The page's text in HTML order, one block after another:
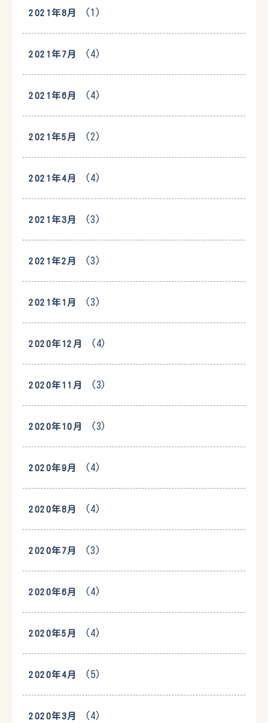
2021年8月 (1)
2021年7月 (4)
2021年6月 (4)
2021年5月 (2)
2021年4月 (4)
2021年3月 (3)
2021年2月 (3)
2021年1月 (3)
2020年12月 (4)
2020年11月 (3)
2020年10月 (3)
2020年9月 (4)
2020年8月 (4)
2020年7月 (3)
2020年6月 (4)
2020年5月 (4)
2020年4月 (5)
2020年3月 (4)